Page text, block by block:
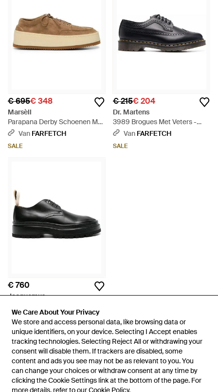
We Care About Your Privacy
We store and access personal data, like browsing data or
unique identifiers, on your device. Selecting I Accept enables
tracking technologies. Selecting Reject All or withdrawing your
consent will disable them. If trackers are disabled, some
content and ads you see may not be as relevant to you. You
can change your choices or withdraw consent at any time by
clicking the Cookie Settings link at the bottom of the page. For
more details, refer to ourCookie Policy.
We Care About Your Privacy
We store and access personal data, like browsing data or
unique identifiers, on your device. Selecting I Accept enables
tracking technologies. Selecting Reject All or withdrawing your
consent will disable them. If trackers are disabled, some
content and ads you see may not be as relevant to you. You
can change your choices or withdraw consent at any time by
clicking the Cookie Settings link at the bottom of the page. For
more details, refer to ourCookie Policy.
€ 695€ 348
Marsèll
Parapana Derby Schoenen Met
Plateauzool - Bruin
Van FARFETCH
SALE
€ 215€ 204
Dr. Martens
3989 Brogues Met Veters -
Zwart
Van FARFETCH
SALE
€ 760
Jacquemus
Zwart
VanFARFETCH